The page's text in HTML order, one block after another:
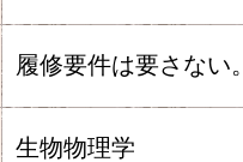
履修要件は要さない。
生物物理学